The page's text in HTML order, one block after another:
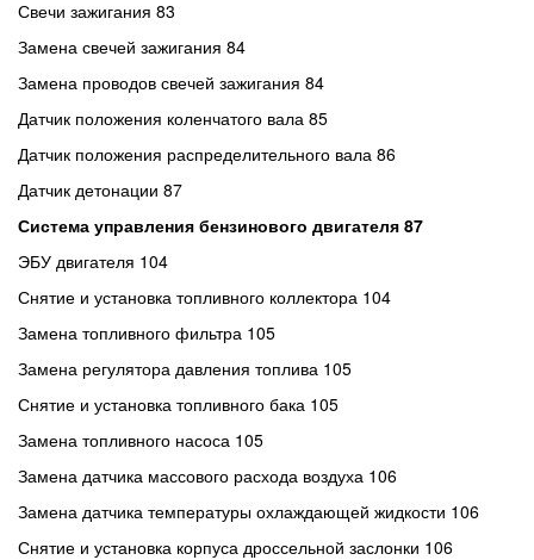
Свечи зажигания 83
Замена свечей зажигания 84
Замена проводов свечей зажигания 84
Датчик положения коленчатого вала 85
Датчик положения распределительного вала 86
Датчик детонации 87
Система управления бензинового двигателя 87
ЭБУ двигателя 104
Снятие и установка топливного коллектора 104
Замена топливного фильтра 105
Замена регулятора давления топлива 105
Снятие и установка топливного бака 105
Замена топливного насоса 105
Замена датчика массового расхода воздуха 106
Замена датчика температуры охлаждающей жидкости 106
Снятие и установка корпуса дроссельной заслонки 106